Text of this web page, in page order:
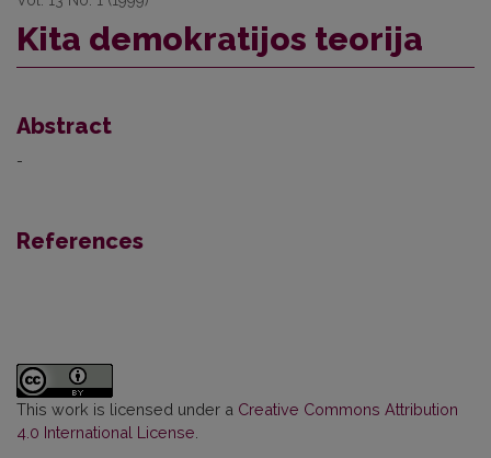
Kita demokratijos teorija
Abstract
-
References
This work is licensed under a Creative Commons Attribution
4.0 International License